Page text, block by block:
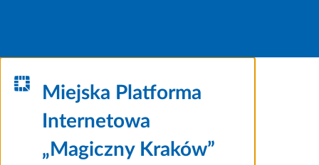
Miejska Platforma
Internetowa
„Magiczny Kraków”